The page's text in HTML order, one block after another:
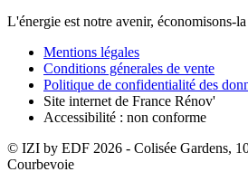
L'énergie est notre avenir, économisons-
Mentions légales
Conditions génerales de vente
Politique de confidentialité des
Site internet de France Rénov'
Accessibilité : non conforme
© IZI by EDF 2026 - Colisée Gardens,
Courbevoie